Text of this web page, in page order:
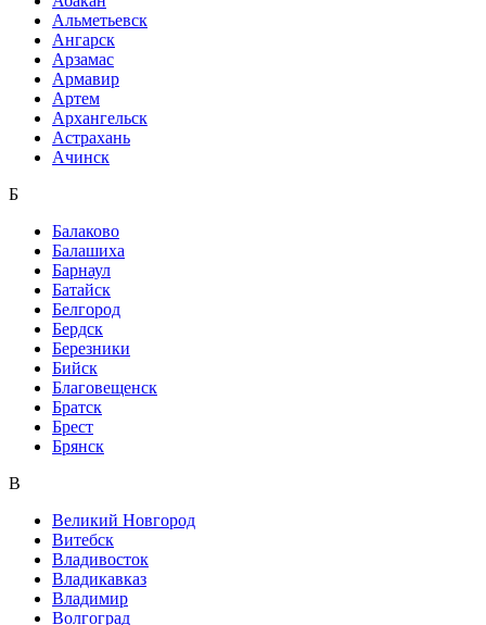
Альметьевск
Ангарск
Арзамас
Армавир
Артем
Архангельск
Астрахань
Ачинск
Б
Балаково
Балашиха
Барнаул
Батайск
Белгород
Бердск
Березники
Бийск
Благовещенск
Братск
Брест
Брянск
В
Великий Новгород
Витебск
Владивосток
Владикавказ
Владимир
Волгоград